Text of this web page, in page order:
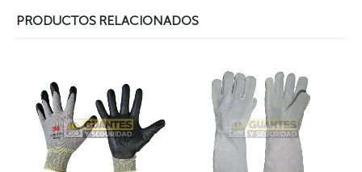
PRODUCTOS RELACIONADOS